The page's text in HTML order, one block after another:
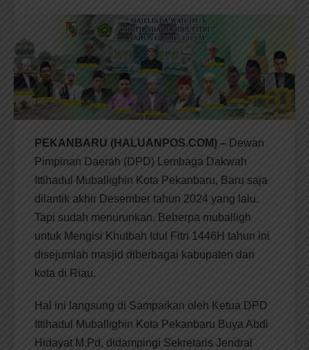
PEKANBARU (HALUANPOS.COM) – Dewan
Pimpinan Daerah (DPD) Lembaga Dakwah
Ittihadul Muballighin Kota Pekanbaru, Baru saja
dilantik akhir Desember tahun 2024 yang lalu.
Tapi sudah menurunkan. Beberpa muballigh
untuk Mengisi Khutbah Idul Fitri 1446H tahun ini
disejumlah masjid diberbagai kabupaten dan
kota di Riau.
Hal ini langsung di Sampaikan oleh Ketua DPD
Ittihadul Muballighin Kota Pekanbaru Buya Abdi
Hidayat M.Pd, didampingi Sekretaris Jendral